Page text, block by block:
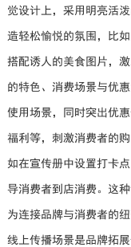
觉设计上，采用明亮活
造轻松愉悦的氛围，比
搭配诱人的美食图片，
的特色、消费场景与优
使用场景，同时突出优
福利等，刺激消费者的
如在宣传册中设置打卡
导消费者到店消费。这
为连接品牌与消费者的
线上传播场景是品牌拓